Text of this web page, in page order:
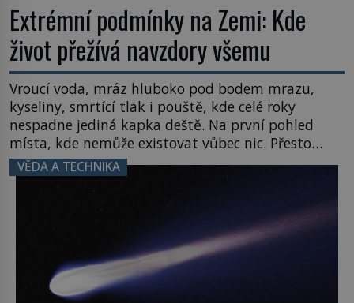
Extrémní podmínky na Zemi: Kde
život přežívá navzdory všemu
Vroucí voda, mráz hluboko pod bodem mrazu,
kyseliny, smrtící tlak i pouště, kde celé roky
nespadne jediná kapka deště. Na první pohled
místa, kde nemůže existovat vůbec nic. Přesto
právě tady vědci objevují organismy, které
posouvají hranice života. Každý nový nález mění
naše představy o tom, co všechno dokáže příroda a
napovídá, kde bychom jednou […]
VĚDA A TECHNIKA